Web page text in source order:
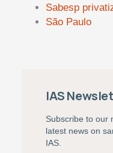
Sabesp
São Paulo
IAS
Subscribe to our
latest news on
IAS.